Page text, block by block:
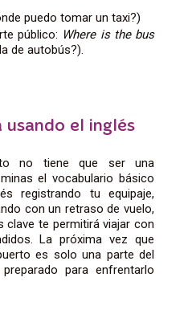
puedo tomar un taxi?)
público: Where is the bus
de autobús?).
el inglés
no tiene que ser una
el vocabulario básico
registrando tu equipaje,
con un retraso de vuelo,
te permitirá viajar con
La próxima vez que
es solo una parte del
para enfrentarlo